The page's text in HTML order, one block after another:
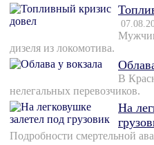
дизеля из локомотива.
В
нелегальных перевозчиков.
На
Подробности смертельной